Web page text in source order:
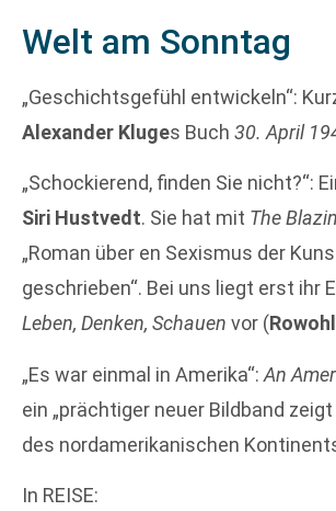
Welt am Sonntag
„Geschichtsgefühl entwickeln“:
Alexander Kluges Buch 30. April
„Schockierend, finden Sie nicht?“:
Siri Hustvedt. Sie hat mit The
„Roman über en Sexismus der
geschrieben“. Bei uns liegt erst ihr
Leben, Denken, Schauen vor (
„Es war einmal in Amerika“: An
ein „prächtiger neuer Bildband
des nordamerikanischen
In REISE: